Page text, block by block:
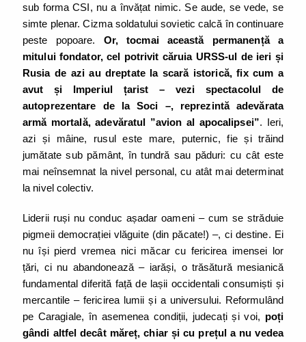
sub forma CSI, nu a învățat nimic. Se aude, se vede, se
simte plenar. Cizma soldatului sovietic calcă în continuare
peste popoare. Or, tocmai această permanență a
mitului fondator, cel potrivit căruia URSS-ul de ieri și
Rusia de azi au dreptate la scară istorică, fix cum a
avut și Imperiul țarist – vezi spectacolul de
autoprezentare de la Soci –, reprezintă adevărata
armă mortală, adevăratul ”avion al apocalipsei”. Ieri,
azi și mâine, rusul este mare, puternic, fie și trăind
jumătate sub pământ, în tundră sau păduri: cu cât este
mai neînsemnat la nivel personal, cu atât mai determinat
la nivel colectiv.
Liderii ruși nu conduc așadar oameni – cum se străduie
pigmeii democrației vlăguite (din păcate!) –, ci destine. Ei
nu își pierd vremea nici măcar cu fericirea imensei lor
țări, ci nu abandonează – iarăși, o trăsătură mesianică
fundamental diferită față de lașii occidentali consumiști și
mercantile – fericirea lumii și a universului. Reformulând
pe Caragiale, în asemenea condiții, judecați și voi, poți
gândi altfel decât măreț, chiar și cu prețul a nu vedea